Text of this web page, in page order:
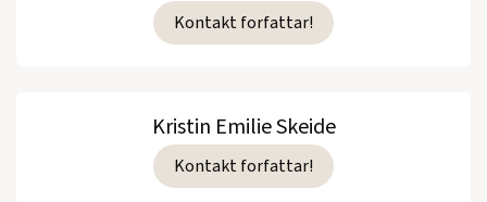
Kontakt forfattar!
Kristin Emilie Skeide
Kontakt forfattar!